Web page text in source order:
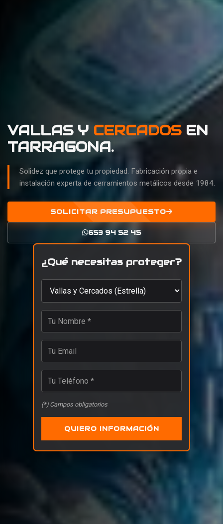
VALLAS Y CERCADOSEN
TARRAGONA.
Solidez que protege tu propiedad. Fabricación propia e
instalación experta de cerramientos metálicos desde 1984.
SOLICITAR PRESUPUESTO
653 94 52 45
¿Qué necesitas proteger?
(*) Campos obligatorios
QUIERO INFORMACIÓN